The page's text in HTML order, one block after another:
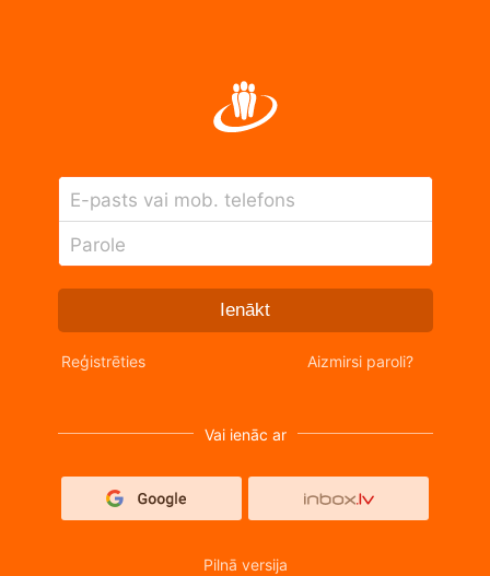
E-pasts vai mob. telefons
Parole
Ienākt
Reģistrēties Aizmirsi paroli?
Vai ienāc ar
Pilnā versija